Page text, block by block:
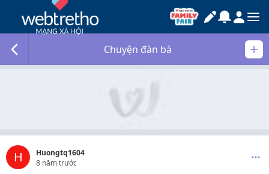
Chuyện đàn bà
H
Huongtq1604
8 năm trước